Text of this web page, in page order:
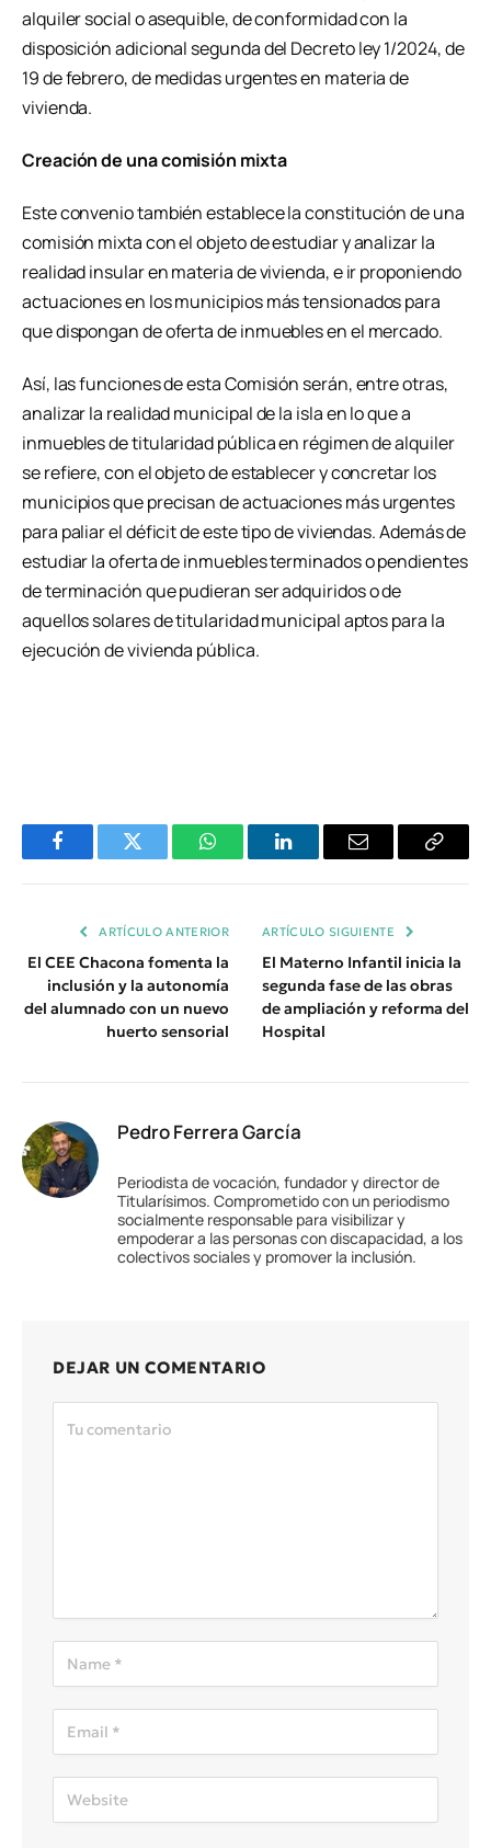
alquiler social o asequible, de conformidad con la
disposición adicional segunda del Decreto ley 1/2024, de
19 de febrero, de medidas urgentes en materia de
vivienda.
Creación de una comisión mixta
Este convenio también establece la constitución de una
comisión mixta con el objeto de estudiar y analizar la
realidad insular en materia de vivienda, e ir proponiendo
actuaciones en los municipios más tensionados para
que dispongan de oferta de inmuebles en el mercado.
Así, las funciones de esta Comisión serán, entre otras,
analizar la realidad municipal de la isla en lo que a
inmuebles de titularidad pública en régimen de alquiler
se refiere, con el objeto de establecer y concretar los
municipios que precisan de actuaciones más urgentes
para paliar el déficit de este tipo de viviendas. Además de
estudiar la oferta de inmuebles terminados o pendientes
de terminación que pudieran ser adquiridos o de
aquellos solares de titularidad municipal aptos para la
ejecución de vivienda pública.
FacebookTwitter WhatsAppLinkedInEmail
Copiar
ARTÍCULO ANTERIOR
El CEE Chacona fomenta la
inclusión y la autonomía
del alumnado con un nuevo
huerto sensorial
ARTÍCULO SIGUIENTE
El Materno Infantil inicia la
segunda fase de las obras
de ampliación y reforma del
Hospital
Pedro Ferrera García
Periodista de vocación, fundador y director de
Titularísimos. Comprometido con un periodismo
socialmente responsable para visibilizar y
empoderar a las personas con discapacidad, a los
colectivos sociales y promover la inclusión.
DEJAR UN COMENTARIO